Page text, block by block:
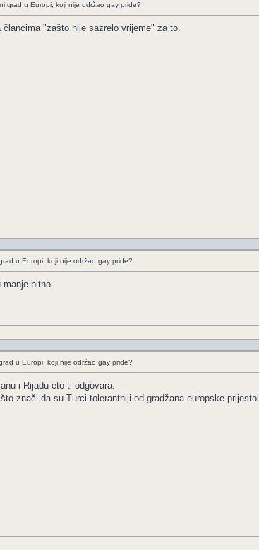
grad u Europi, koji nije održao gay pride?
"zašto nije sazrelo vrijeme" za to.
u Europi, koji nije održao gay pride?
manje bitno.
u Europi, koji nije održao gay pride?
i Rijadu eto ti odgovara.
znači da su Turci tolerantniji od gradžana europske